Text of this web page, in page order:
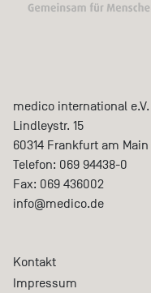
medico international e.V.
Lindleystr. 15
60314 Frankfurt am Main
Telefon: 069 94438-0
Fax: 069 436002
info@medico.de
Kontakt
Impressum